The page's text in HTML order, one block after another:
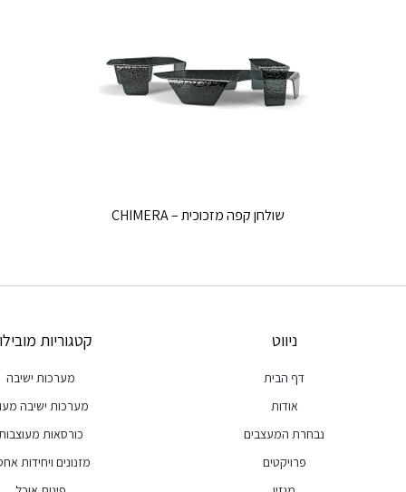
שולחן קפה מזכוכית – CHIMERA
ניווט
דף הבית
אודות
נבחרת המעצבים
פרויקטים
קטגוריות
מערכות ישיבה
מערכות ישיבה
כורסאות
מזנונים ויחידות